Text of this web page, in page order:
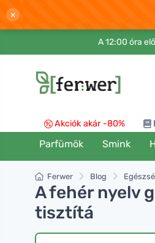
×
A 12:00 óra
Akciók akár -80%
Parfümök Smink
Ferwer Blog
A fehér nyelv
tisztítá